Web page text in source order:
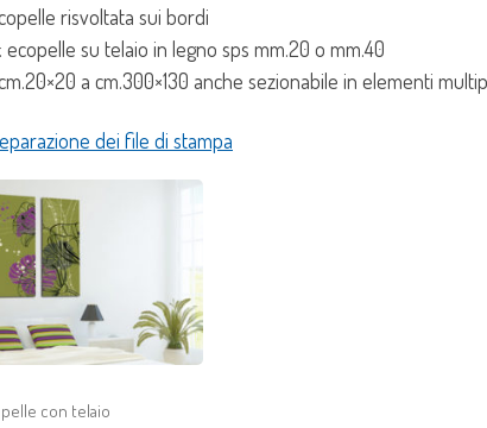
risvoltata sui bordi
ecopelle su telaio in legno sps mm.20 o mm.40
a cm.300×130 anche sezionabile in elementi
dei file di stampa
con telaio